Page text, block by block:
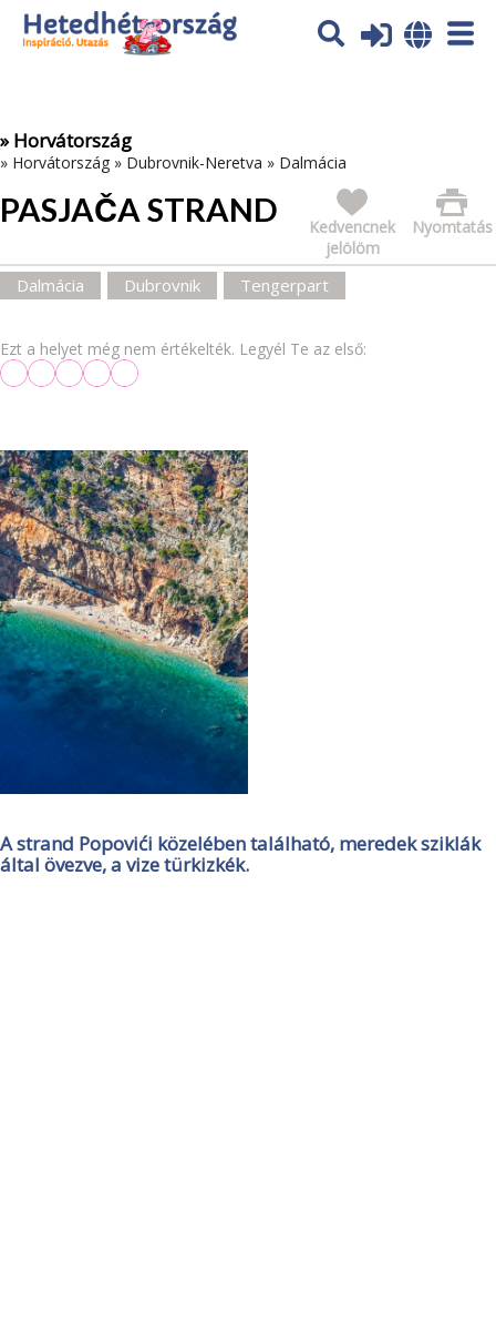
Az oldal sütiket (cookies) használ. További tájékoztatás itt:
Adatvédelmi tájékoztató
» Horvátország
» Horvátország » Dubrovnik-Neretva » Dalmácia
PASJAČA STRAND Nyomtatás
Kedvencnek
jelölöm
Dalmácia Dubrovnik Tengerpart
Ezt a helyet még nem értékelték. Legyél Te az első:
A strand Popovići közelében található, meredek sziklák
által övezve, a vize türkizkék.